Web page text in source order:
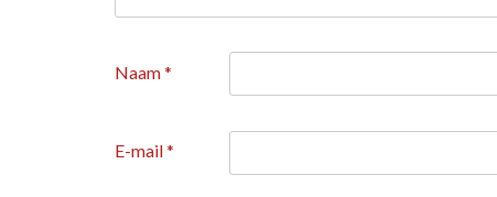
Naam*
E-mail*